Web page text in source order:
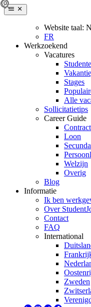
Website taal:
FR
Werkzoekend
Vacatures
Stages
Alle
Sollicitatietips
Career Guide
Contract
Loon
Welzijn
Overig
Blog
Informatie
Ik ben
Over
Contact
FAQ
International
Zweden